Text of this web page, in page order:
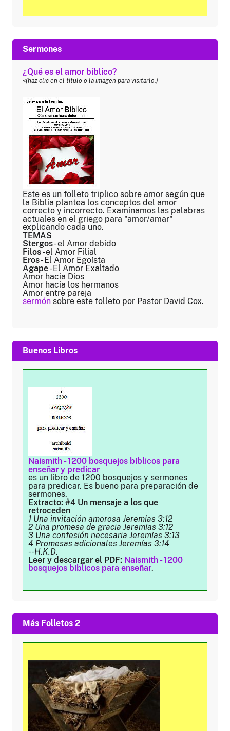
Sermones
¿Qué es el amor bíblico?
<(haz clic en el título o la imagen para visitarlo.)
Este es un folleto triplico sobre amor según que
la Biblia plantea los conceptos del amor
correcto y incorrecto. Examinamos las palabras
actuales en el griego para "amor/amar"
explicando cada uno.
TEMAS
Stergos- el Amor debido
Filos- el Amor Filial
Eros- El Amor Egoísta
Agape- El Amor Exaltado
Amor hacia Dios
Amor hacia los hermanos
Amor entre pareja
sermón sobre este folleto por Pastor David Cox.
Buenos Libros
Naismith - 1200 bosquejos bíblicos para
enseñar y predicar
es un libro de 1200 bosquejos y sermones
para predicar. Es bueno para preparación de
sermones.
Extracto: #4 Un mensaje a los que
retroceden
1 Una invitación amorosa Jeremías 3:12
2 Una promesa de gracia Jeremías 3:12
3 Una confesión necesaria Jeremías 3:13
4 Promesas adicionales Jeremías 3:14
--H.K.D.
Leer y descargar el PDF: Naismith - 1200
bosquejos bíblicos para enseñar.
Más Folletos 2